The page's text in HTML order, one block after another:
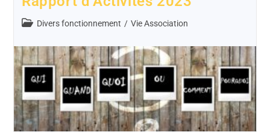
Divers fonctionnement / Vie Association